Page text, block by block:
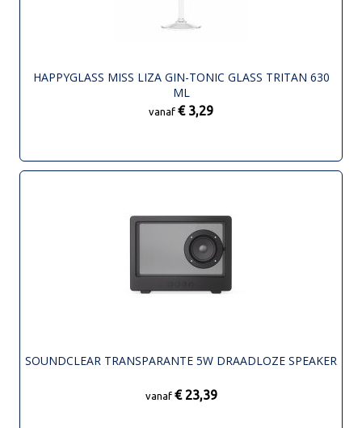
HAPPYGLASS MISS LIZA GIN-TONIC GLASS TRITAN 630
ML
vanaf € 3,29
SOUNDCLEAR TRANSPARANTE 5W DRAADLOZE SPEAKER
vanaf € 23,39